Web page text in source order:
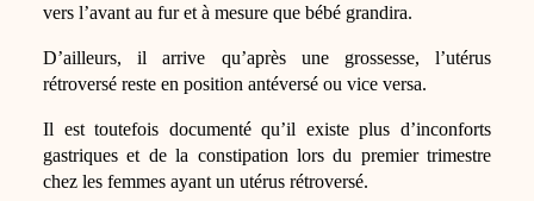
vers l’avant au fur et à mesure que bébé grandira.
D’ailleurs, il arrive qu’après une grossesse, l’utérus
rétroversé reste en position antéversé ou vice versa.
Il est toutefois documenté qu’il existe plus d’inconforts
gastriques et de la constipation lors du premier trimestre
chez les femmes ayant un utérus rétroversé.